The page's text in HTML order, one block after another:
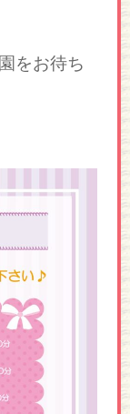
をお待ち